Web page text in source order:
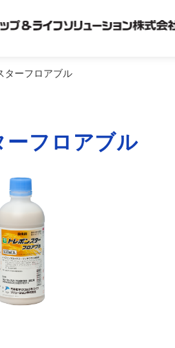
ターフロアブル
ーフロアブル